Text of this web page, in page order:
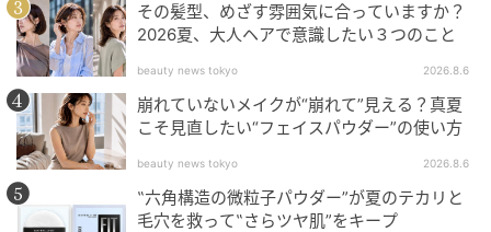
その髪型、めざす雰囲気に合っていますか？
2026夏、大人ヘアで意識したい３つのこと
beauty news tokyo 2026.8.6
崩れていないメイクが“崩れて”見える？真夏
こそ見直したい“フェイスパウダー”の使い方
beauty news tokyo 2026.8.6
‟六角構造の微粒子パウダー”が夏のテカリと
毛穴を救って‟さらツヤ肌”をキープ